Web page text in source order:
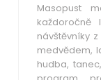
Masopust
návštěvníky
medvědem,
hudba,